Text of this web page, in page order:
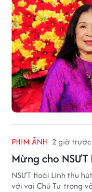
PHIM ẢNH 2 giờ trước
Mừng cho
NSƯT Hoài Linh thu
với vai Chú Tư trong